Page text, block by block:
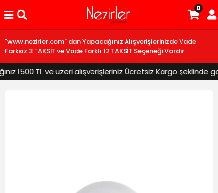
"www.nezirler.com" dan Yapacağınız Alışverişlerinizde Vade
Farksız 3 TAKSİT ve Vade Farklı 12 TAKSİT Seçeneği Vardır.
1500 TL ve üzeri alışverişleriniz Ücretsiz Kargo şeklinde
0